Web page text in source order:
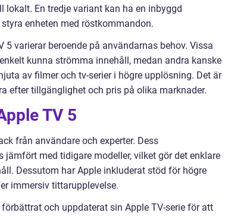
En tredje variant kan ha en inbyggd
enheten med röstkommandon.
varierar beroende på användarnas behov. Vissa
kunna strömma innehåll, medan andra kanske
av filmer och tv-serier i högre upplösning. Det är
efter tillgänglighet och pris på olika marknader.
TV 5
från användare och experter. Dess
med tidigare modeller, vilket gör det enklare
Dessutom har Apple inkluderat stöd för högre
immersiv tittarupplevelse.
och uppdaterat sin Apple TV-serie för att